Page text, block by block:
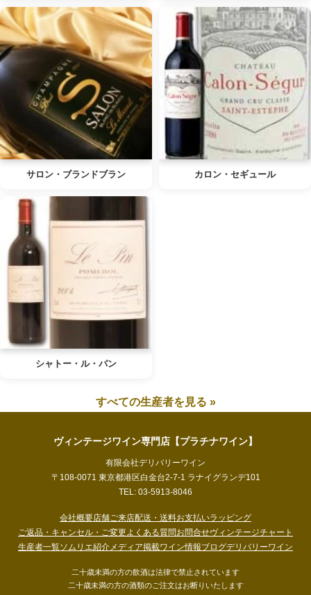
サロン・ブランドブラン カロン・セギュール
シャトー・ル・パン
すべての生産者を見る »
ヴィンテージワイン専門店【プラチナワイン】
有限会社デリバリーワイン
〒108-0071 東京都港区白金台2-7-1 ラナイグランデ101
TEL: 03-5913-8046
会社概要店舗ご来店配送・送料お支払いラッピング
ご返品・キャンセル・ご変更よくある質問お問合せヴィンテージチャート
生産者一覧ソムリエ紹介メディア掲載ワイン情報ブログデリバリーワイン
二十歳未満の方の飲酒は法律で禁止されています
二十歳未満の方の酒類のご注文はお断りいたします